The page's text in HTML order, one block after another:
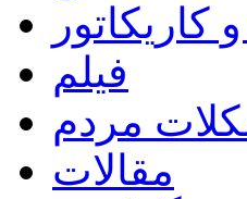
فیلم
مردم
مقالات